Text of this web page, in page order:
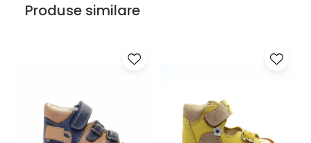
Produse similare